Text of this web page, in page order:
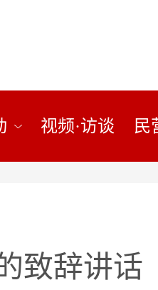
视频·访谈 民
致辞讲话